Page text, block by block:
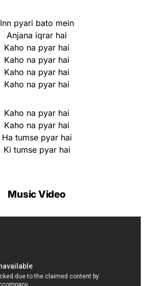
Inn pyari bato mein
Anjana iqrar hai
Kaho na pyar hai
Kaho na pyar hai
Kaho na pyar hai
Kaho na pyar hai
Kaho na pyar hai
Kaho na pyar hai
Ha tumse pyar hai
Ki tumse pyar hai
Music Video